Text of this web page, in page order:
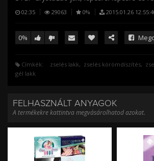
02:35 29063 0% 2015.01.26
0%
Címkék: zselés lakk zselés körömdíszítés
gél lakk
FELHASZNÁLT ANYAGOK
A termékekre kattintva megvásárolhatod azokat.